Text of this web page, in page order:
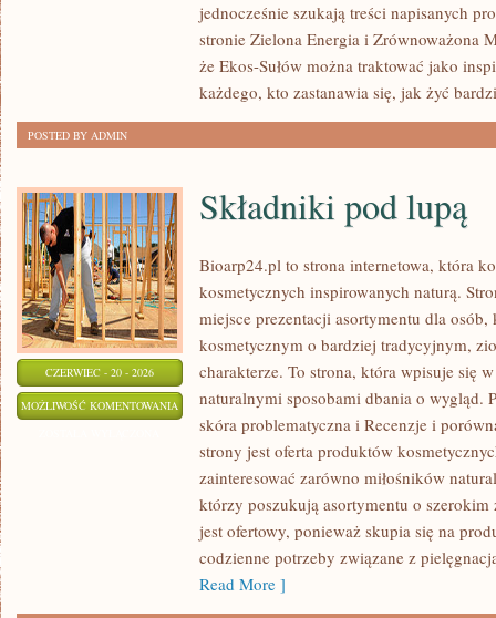
jednocześnie szukają treści napisanych
stronie Zielona Energia i Zrównoważona
że Ekos-Sułów można traktować jako
każdego, kto zastanawia się, jak żyć
POSTED BY ADMIN
CZERWIEC - 20 - 2026
MOŻLIWOŚĆ KOMENTOWANIA SKŁADNIKI
LUPĄ
Składniki pod lupą
Bioarp24.pl to strona internetowa, która
kosmetycznych inspirowanych naturą.
miejsce prezentacji asortymentu dla
kosmetycznym o bardziej tradycyjnym,
charakterze. To strona, która wpisuje się
naturalnymi sposobami dbania o wygląd.
skóra problematyczna i Recenzje i
strony jest oferta produktów
zainteresować zarówno miłośników
którzy poszukują asortymentu o szerokim
jest ofertowy, ponieważ skupia się na
codzienne potrzeby związane z
Read More ]